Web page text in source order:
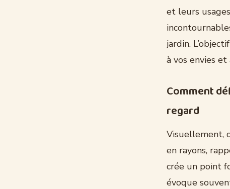
et leurs
jardin.
à vos envies
Comment
regard
Visuellement,
en rayons,
crée un point
évoque